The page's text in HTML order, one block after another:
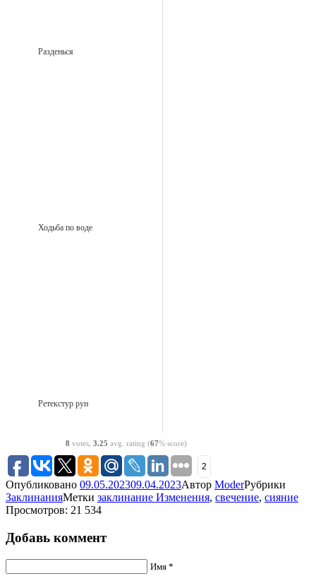
Разденься
Ходьба по воде
Ретекстур рун
8 votes, 3.25 avg. rating (67% score)
2
Опубликовано 09.05.202309.04.2023Автор ModerРубрики
ЗаклинанияМетки заклинание Изменения, свечение, сияние
Просмотров: 21 534
Добавь коммент
Имя *